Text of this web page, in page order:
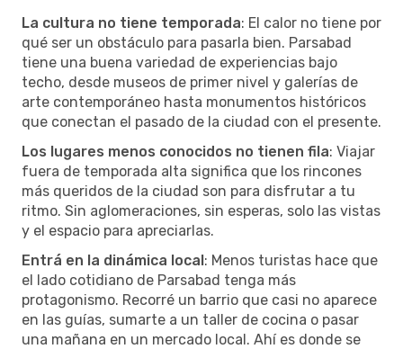
La cultura no tiene temporada: El calor no tiene por
qué ser un obstáculo para pasarla bien. Parsabad
tiene una buena variedad de experiencias bajo
techo, desde museos de primer nivel y galerías de
arte contemporáneo hasta monumentos históricos
que conectan el pasado de la ciudad con el presente.
Los lugares menos conocidos no tienen fila: Viajar
fuera de temporada alta significa que los rincones
más queridos de la ciudad son para disfrutar a tu
ritmo. Sin aglomeraciones, sin esperas, solo las vistas
y el espacio para apreciarlas.
Entrá en la dinámica local: Menos turistas hace que
el lado cotidiano de Parsabad tenga más
protagonismo. Recorré un barrio que casi no aparece
en las guías, sumarte a un taller de cocina o pasar
una mañana en un mercado local. Ahí es donde se